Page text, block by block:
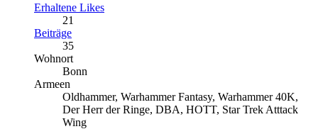
Erhaltene Likes
21
Beiträge
35
Wohnort
Bonn
Armeen
Oldhammer, Warhammer Fantasy, Warhammer 40K,
Der Herr der Ringe, DBA, HOTT, Star Trek Atttack
Wing